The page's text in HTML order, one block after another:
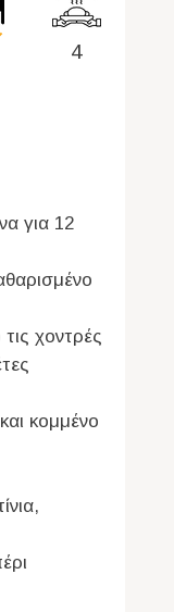
4
για 12
χοντρές
κομμένο